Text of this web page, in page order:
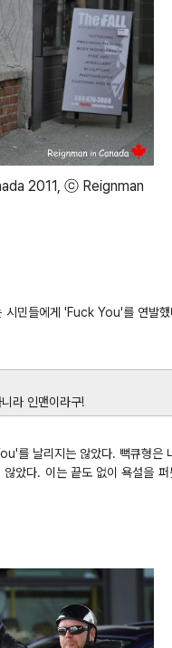
2011, ⓒ Reignman
시민들에게 'Fuck You'를 연발
라 인맨이라구!
를 날리지는 않았다. 뻑큐형은
았다. 이는 끝도 없이 욕설을